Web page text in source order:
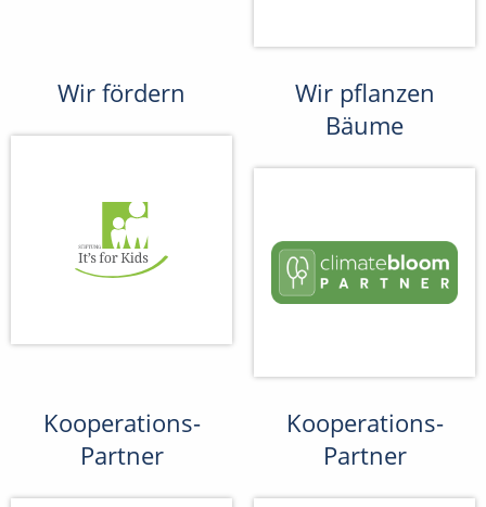
Wir fördern
Wir pflanzen
Bäume
Kooperations-
Partner
Kooperations-
Partner